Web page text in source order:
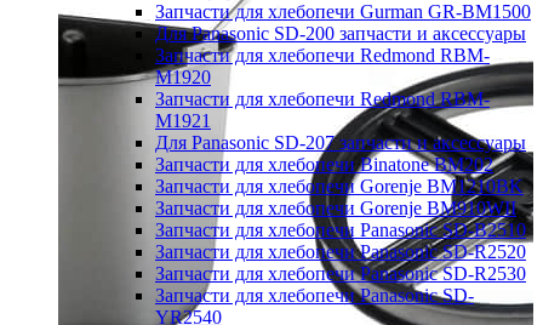
Запчасти для хлебопечи Gurman GR-BM1500
Для Panasonic SD-200 запчасти и аксессуары
Запчасти для хлебопечи Redmond RBM-
M1920
Запчасти для хлебопечи Redmond RBM-
M1921
Для Panasonic SD-207 запчасти и аксессуары
Запчасти для хлебопечи Binatone BM202
Запчасти для хлебопечи Gorenje BM1210BK
Запчасти для хлебопечи Gorenje BM910WII
Запчасти для хлебопечи Panasonic SD-B2510
Запчасти для хлебопечи Panasonic SD-R2520
Запчасти для хлебопечи Panasonic SD-R2530
Запчасти для хлебопечи Panasonic SD-
YR2540